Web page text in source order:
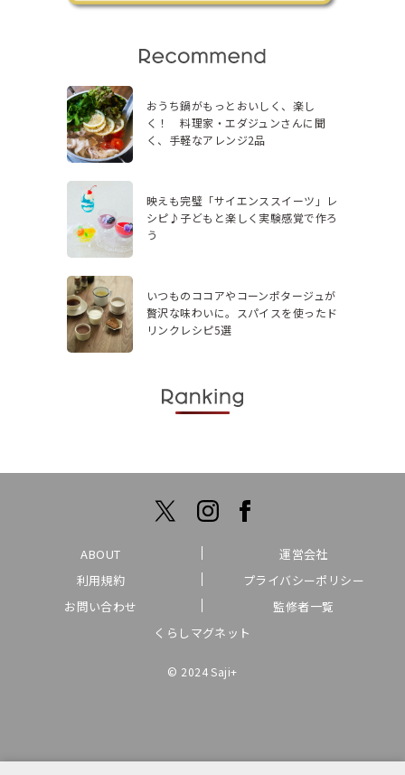
おうち鍋がもっとおいしく、楽し
く！ 料理家・エダジュンさんに聞
く、手軽なアレンジ2品
映えも完璧「サイエンススイーツ」レ
シピ♪子どもと楽しく実験感覚で作ろ
う
いつものココアやコーンポタージュが
贅沢な味わいに。スパイスを使ったド
リンクレシピ5選
ABOUT
運営会社
利用規約
プライバシーポリシー
お問い合わせ
監修者一覧
くらしマグネット
© 2024 Saji+